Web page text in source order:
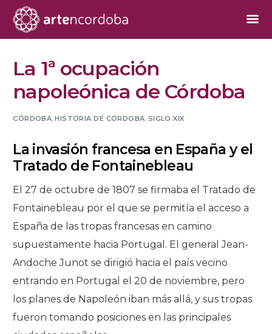
La 1ª ocupación
napoleónica de Córdoba
CÓRDOBA ,HISTORIA DE CÓRDOBA SIGLO XIX
La invasión francesa en España y el
Tratado de Fontainebleau
El 27 de octubre de 1807 se firmaba el Tratado de
Fontainebleau por el que se permitía el acceso a
España de las tropas francesas en camino
supuestamente hacia Portugal. El general Jean-
Andoche Junot se dirigió hacia el país vecino
entrando en Portugal el 20 de noviembre, pero
los planes de Napoleón iban más allá, y sus tropas
fueron tomando posiciones en las principales